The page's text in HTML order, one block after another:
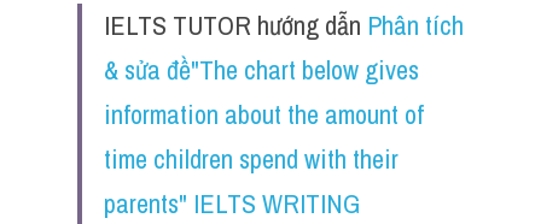
IELTS TUTOR hướng dẫn Phân tích
& sửa đề"The chart below gives
information about the amount of
time children spend with their
parents" IELTS WRITING